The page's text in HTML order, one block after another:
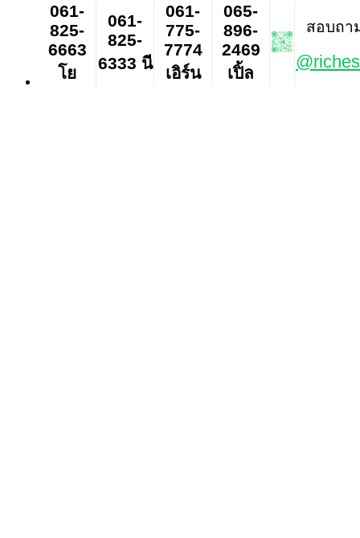
061-
825-
6663
โย
061-
825-
6333 นี
061-
775-
7774
เอิร์น
065-
896-
2469
เปิ้ล
สอบถา